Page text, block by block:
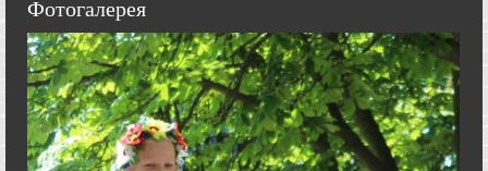
Фотогалерея